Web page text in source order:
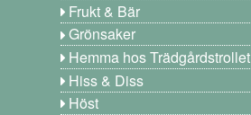
Frukt & Bär
Grönsaker
Hemma hos Trädgårdstrollet
Hiss & Diss
Höst